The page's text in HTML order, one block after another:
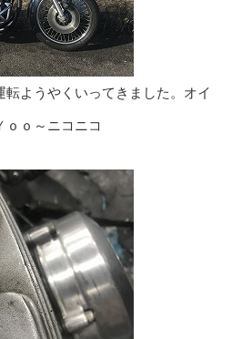
転ようやくいってきました。オイ
ｏｏ～ニコニコ